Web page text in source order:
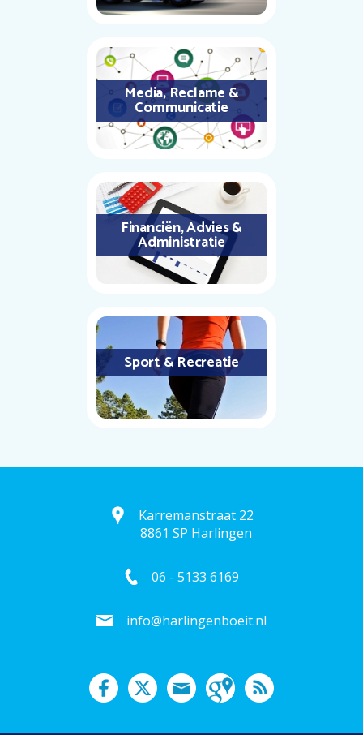
Media, Reclame &
Communicatie
Financiën, Advies &
Administratie
Sport & Recreatie
Karremanstraat 22
8861 SP Harlingen
06 - 5133 6169
info@harlingenboeit.nl